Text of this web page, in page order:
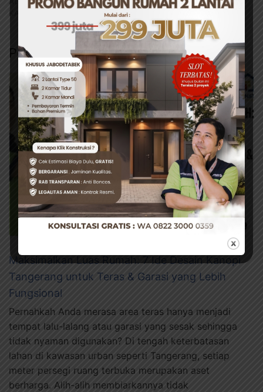
#TERAS DEPAN
Pos Terkait
Maksimalkan Luas Rumah: 7 Ide Desain Kanopi
Tangerang untuk Teras & Garasi yang Lebih
Fungsional
Pernahkah Anda merasa area teras hanya menjadi
tempat lalu-lalang atau garasi yang sesak sehingga
tidak nyaman digunakan? Di tengah keterbatasan
lahan di kawasan urban seperti Tangerang, setiap
meter persegi ruang terbuka merupakan aset
berharga. Alih-alih membiarkannya tidak